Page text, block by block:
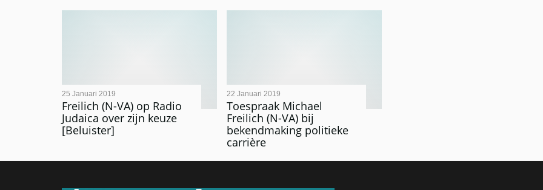
Freilich (N-VA) op Radio
Judaica over zijn keuze
[Beluister]
25 Januari 2019
Toespraak Michael
Freilich (N-VA) bij
bekendmaking politieke
carrière
22 Januari 2019